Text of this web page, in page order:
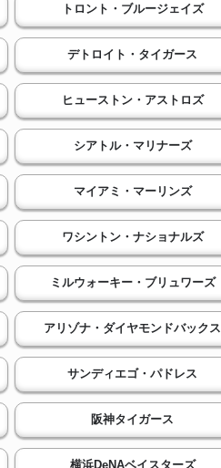
トロント・ブルージェイズ
デトロイト・タイガース
ヒューストン・アストロズ
シアトル・マリナーズ
マイアミ・マーリンズ
ワシントン・ナショナルズ
ミルウォーキー・ブリュワーズ
アリゾナ・ダイヤモンドバックス
サンディエゴ・パドレス
阪神タイガース
横浜DeNAベイスターズ